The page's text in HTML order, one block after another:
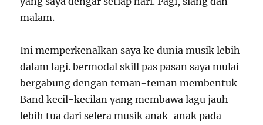
malam.
Ini memperkenalkan saya ke dunia musik lebih
dalam lagi. bermodal skill pas pasan saya mulai
bergabung dengan teman-teman membentuk
Band kecil-kecilan yang membawa lagu jauh
lebih tua dari selera musik anak-anak pada